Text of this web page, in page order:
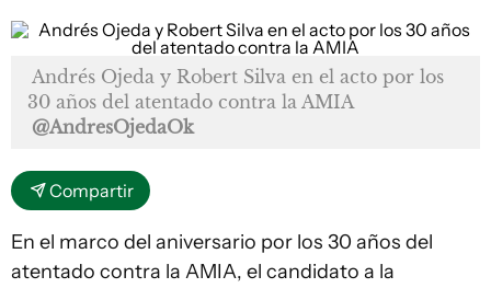
Andrés Ojeda y Robert Silva en el acto por los
30 años del atentado contra la AMIA
@AndresOjedaOk
Compartir
En el marco del aniversario por los 30 años del
atentado contra la AMIA, el candidato a la